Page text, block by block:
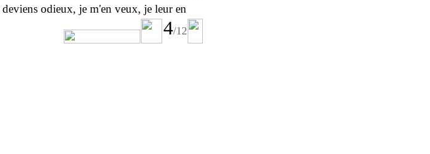
deviens odieux, je m'en veux, je leur en
4/12